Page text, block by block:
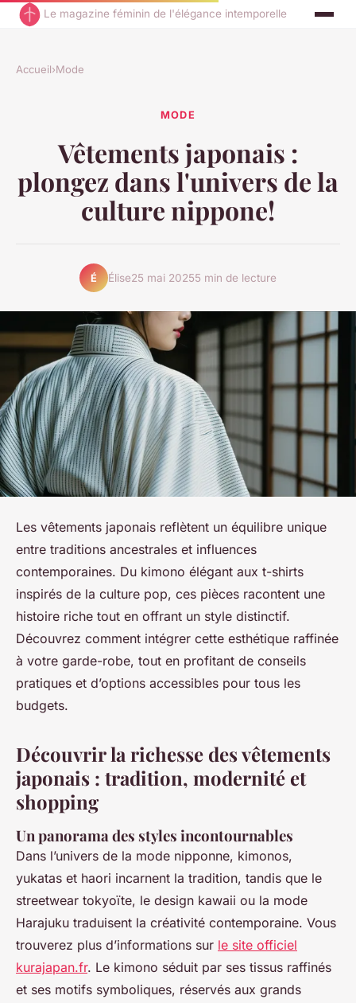
Le magazine féminin de l'élégance intemporelle
Accueil›Mode
MODE
Vêtements japonais :
plongez dans l'univers de la
culture nippone!
É Élise25 mai 20255 min de lecture
Les vêtements japonais reflètent un équilibre unique
entre traditions ancestrales et influences
contemporaines. Du kimono élégant aux t-shirts
inspirés de la culture pop, ces pièces racontent une
histoire riche tout en offrant un style distinctif.
Découvrez comment intégrer cette esthétique raffinée
à votre garde-robe, tout en profitant de conseils
pratiques et d’options accessibles pour tous les
budgets.
Découvrir la richesse des vêtements
japonais : tradition, modernité et
shopping
Un panorama des styles incontournables
Dans l’univers de la mode nipponne, kimonos,
yukatas et haori incarnent la tradition, tandis que le
streetwear tokyoïte, le design kawaii ou la mode
Harajuku traduisent la créativité contemporaine. Vous
trouverez plus d’informations sur le site officiel
kurajapan.fr. Le kimono séduit par ses tissus raffinés
et ses motifs symboliques, réservés aux grands